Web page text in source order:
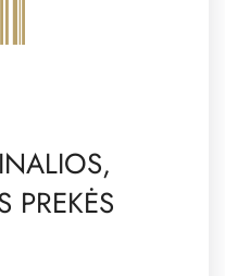
PREKĖS